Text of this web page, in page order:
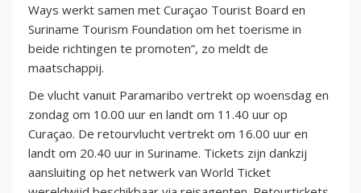
Ways werkt samen met Curaçao Tourist Board en
Suriname Tourism Foundation om het toerisme in
beide richtingen te promoten”, zo meldt de
maatschappij.
De vlucht vanuit Paramaribo vertrekt op woensdag en
zondag om 10.00 uur en landt om 11.40 uur op
Curaçao. De retourvlucht vertrekt om 16.00 uur en
landt om 20.40 uur in Suriname. Tickets zijn dankzij
aansluiting op het netwerk van World Ticket